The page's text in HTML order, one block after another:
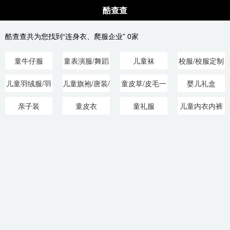
酷查查
酷查查共为您找到“连身衣、爬服企业” 0家
童牛仔服
童表演服/舞蹈
服/摄影服
儿童袜 校服/校服定制
儿童羽绒服/羽
绒内胆
儿童旗袍/唐装/
民族服装
童皮草/皮毛一
体
婴儿礼盒
亲子装 童皮衣 童礼服 儿童内衣内裤